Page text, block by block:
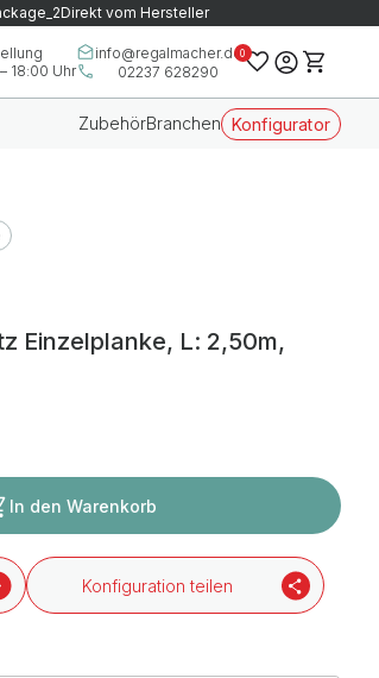
Direkt vom Hersteller
18:00 Uhr
info@regalmacher.de
02237 628290
0
ZubehörBranchen Konfigurator
Einzelplanke, L: 2,50m,
In den Warenkorb
Konfiguration teilen